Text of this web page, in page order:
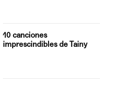
10 canciones
imprescindibles de Tainy